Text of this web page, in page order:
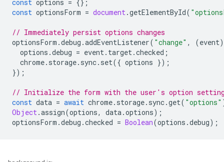
const options = {};
const optionsForm = document.getElementById(
// Immediately persist options changes
optionsForm .debug .addEventListener( "change" , (event)
options .debug = event. target.checked ;
chrome. storage. sync. set({ options });
});
// Initialize the form with the user's option
const data = await chrome. storage. sync.get( "options"
Object.assign(options, data.options);
optionsForm .debug .checked = Boolean(options .debug);